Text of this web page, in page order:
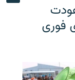
عودت
فوری